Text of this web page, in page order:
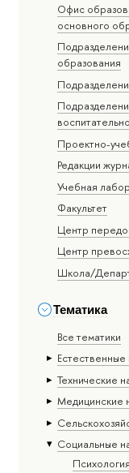
Офис
основного
образования
Проектно-
Редакции
Учебная
Факультет
Центр
Центр
Школа/
Тематика
Все тематики
Естественные
Тех­ничес­кие
Медицинские
Социальные
Психология